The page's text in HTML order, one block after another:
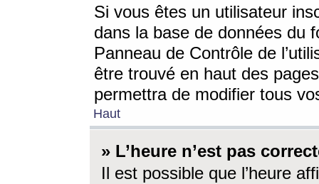
Si vous êtes un utilisateur
dans la base de données du
Panneau de Contrôle de
être trouvé en haut des
permettra de modifier tous
Haut
» L’heure n’est pas
Il est possible que l’heure